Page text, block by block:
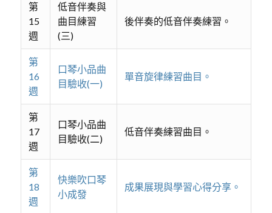
第
15
週
低音伴奏與
曲目練習
(三)
後伴奏的低音伴奏練習。
第
16
週
口琴小品曲
目驗收(一)
單音旋律練習曲目。
第
17
週
口琴小品曲
目驗收(二)
低音伴奏練習曲目。
第
18
週
快樂吹口琴
小成發
成果展現與學習心得分享。